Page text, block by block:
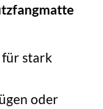
für stark
oder